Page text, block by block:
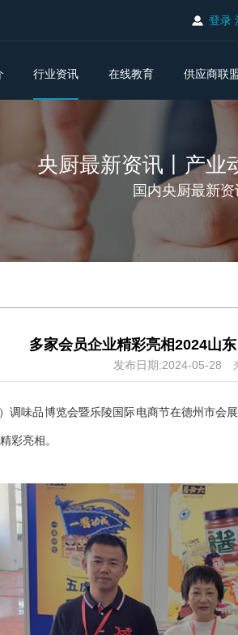
登录
行业资讯 在线教育 供应商联
央厨最新资讯丨产业
国内央厨最新
多家会员企业精彩亮相2024山
发布日期:2024-05-28
味品博览会暨乐陵国际电商节在德州市会
彩亮相。